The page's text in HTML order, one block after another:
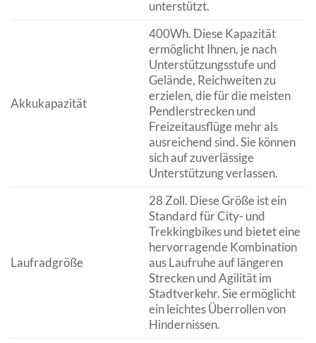
unterstützt.
Akkukapazität
400Wh. Diese Kapazität
ermöglicht Ihnen, je nach
Unterstützungsstufe und
Gelände, Reichweiten zu
erzielen, die für die meisten
Pendlerstrecken und
Freizeitausflüge mehr als
ausreichend sind. Sie können
sich auf zuverlässige
Unterstützung verlassen.
Laufradgröße
28 Zoll. Diese Größe ist ein
Standard für City- und
Trekkingbikes und bietet eine
hervorragende Kombination
aus Laufruhe auf längeren
Strecken und Agilität im
Stadtverkehr. Sie ermöglicht
ein leichtes Überrollen von
Hindernissen.